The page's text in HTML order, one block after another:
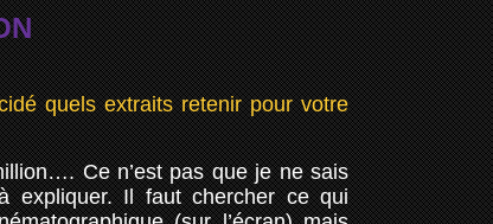
quels extraits retenir pour votre
Ce n’est pas que je ne sais
expliquer. Il faut chercher ce qui